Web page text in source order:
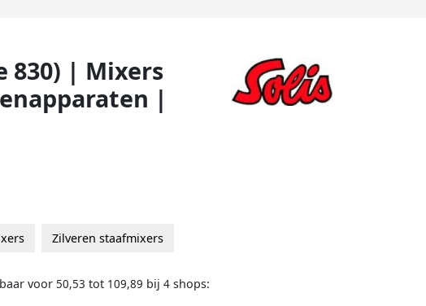
830) | Mixers
|
Zilveren staafmixers
voor 50,53 tot 109,89 bij 4 shops: